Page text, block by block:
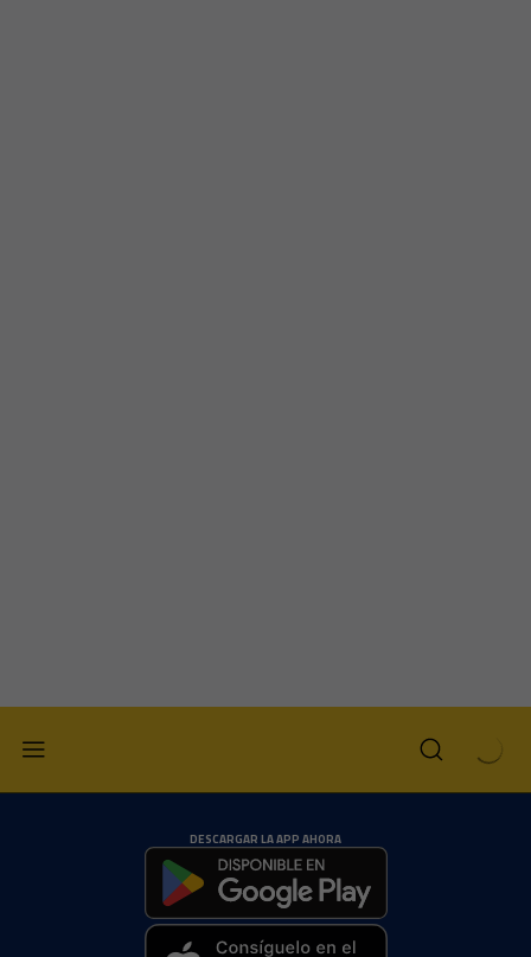
DESCARGAR LA APP AHORA